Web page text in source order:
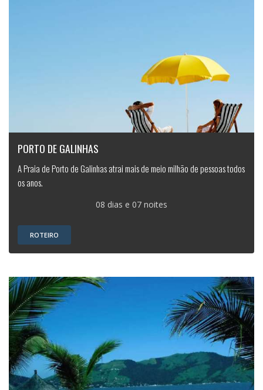
PORTO DE GALINHAS
A Praia de Porto de Galinhas atrai mais de meio milhão de pessoas todos
os anos.
08 dias e 07 noites
ROTEIRO